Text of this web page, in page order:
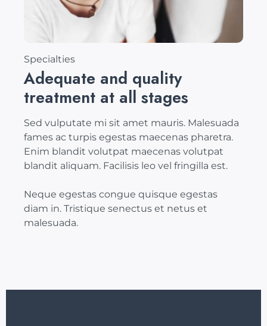
Specialties
Adequate and quality
treatment at all stages
Sed vulputate mi sit amet mauris. Malesuada
fames ac turpis egestas maecenas pharetra.
Enim blandit volutpat maecenas volutpat
blandit aliquam. Facilisis leo vel fringilla est.
Neque egestas congue quisque egestas
diam in. Tristique senectus et netus et
malesuada.